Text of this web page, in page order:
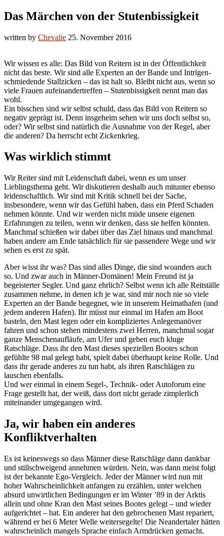
Das Märchen von der Stutenbissigkeit
written by Chevalie 25. November 2016
Wir wissen es alle: Das Bild von Reitern ist in der Öffentlichkeit
nicht das beste. Wir sind alle Experten an der Bande und Intrigen-
schmiedende Stallzicken – das ist halt so. Bleibt nicht aus, wenn so
viele Frauen aufeinandertreffen – Stutenbissigkeit nennt man das
wohl.
Ein bisschen sind wir selbst schuld, dass das Bild von Reitern so
negativ geprägt ist. Denn insgeheim sehen wir uns doch selbst so,
oder? Wir selbst sind natürlich die Ausnahme von der Regel, aber
die anderen? Da herrscht echt Zickenkrieg.
Was wirklich stimmt
Wir Reiter sind mit Leidenschaft dabei, wenn es um unser
Lieblingsthema geht. Wir diskutieren deshalb auch mitunter ebenso
leidenschaftlich. Wir sind mit Kritik schnell bei der Sache,
insbesondere, wenn wir das Gefühl haben, dass ein Pferd Schaden
nehmen könnte. Und wir werden nicht müde unsere eigenen
Erfahrungen zu teilen, wenn wir denken, dass sie helfen könnten.
Manchmal schießen wir dabei über das Ziel hinaus und manchmal
haben andere am Ende tatsächlich für sie passendere Wege und wir
sehen es erst zu spät.
Aber wisst ihr was? Das sind alles Dinge, die sind woanders auch
so. Und zwar auch in Männer-Domänen! Mein Freund ist ja
begeisterter Segler. Und ganz ehrlich? Selbst wenn ich alle Reitställe
zusammen nehme, in denen ich je war, sind mir noch nie so viele
Experten an der Bande begegnet, wie in unserem Heimathafen (und
jedem anderen Hafen). Ihr müsst nur einmal im Hafen am Boot
basteln, den Mast legen oder ein kompliziertes Anlegemanöver
fahren und schon stehen mindestens zwei Herren, manchmal sogar
ganze Menschenaufläufe, am Ufer und geben euch kluge
Ratschläge. Dass ihr den Mast dieses speziellen Bootes schon
gefühlte 98 mal gelegt habt, spielt dabei überhaupt keine Rolle. Und
dass ihr gerade anderes zu tun habt, als ihren Ratschlägen zu
lauschen ebenfalls.
Und wer einmal in einem Segel-, Technik- oder Autoforum eine
Frage gestellt hat, der weiß, dass dort nicht gerade zimplerlich
miteinander umgegangen wird.
Ja, wir haben ein anderes
Konfliktverhalten
Es ist keineswegs so dass Männer diese Ratschläge dann dankbar
und stillschweigend annehmen würden. Nein, was dann meist folgt
ist der bekannte Ego-Vergleich. Jeder der Männer wird nun mit
hoher Wahrscheinlichkeit anfangen zu erzählen, unter welchen
absurd unwirtlichen Bedingungen er im Winter ’89 in der Arktis
allein und ohne Kran den Mast seines Bootes gelegt – und wieder
aufgerichtet – hat. Ein anderer hat den gebrochenen Mast repariert,
während er bei 6 Meter Welle weitersegelte! Die Neandertaler hätten
wahrscheinlich mangels Sprache einfach Armdrücken gemacht.